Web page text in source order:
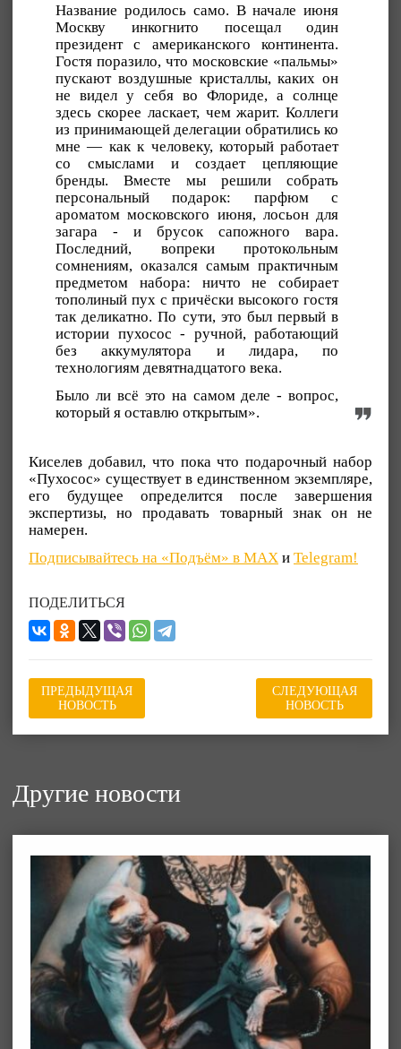
Название родилось само. В начале июня
Москву инкогнито посещал один
президент с американского континента.
Гостя поразило, что московские «пальмы»
пускают воздушные кристаллы, каких он
не видел у себя во Флориде, а солнце
здесь скорее ласкает, чем жарит. Коллеги
из принимающей делегации обратились ко
мне — как к человеку, который работает
со смыслами и создает цепляющие
бренды. Вместе мы решили собрать
персональный подарок: парфюм с
ароматом московского июня, лосьон для
загара - и брусок сапожного вара.
Последний, вопреки протокольным
сомнениям, оказался самым практичным
предметом набора: ничто не собирает
тополиный пух с причёски высокого гостя
так деликатно. По сути, это был первый в
истории пухосос - ручной, работающий
без аккумулятора и лидара, по
технологиям девятнадцатого века.
Было ли всё это на самом деле - вопрос,
который я оставлю открытым».
Киселев добавил, что пока что подарочный набор
«Пухосос» существует в единственном экземпляре,
его будущее определится после завершения
экспертизы, но продавать товарный знак он не
намерен.
Подписывайтесь на «Подъём» в MAX и Telegram!
ПОДЕЛИТЬСЯ
ПРЕДЫДУЩАЯ
НОВОСТЬ
СЛЕДУЮЩАЯ
НОВОСТЬ
Другие новости